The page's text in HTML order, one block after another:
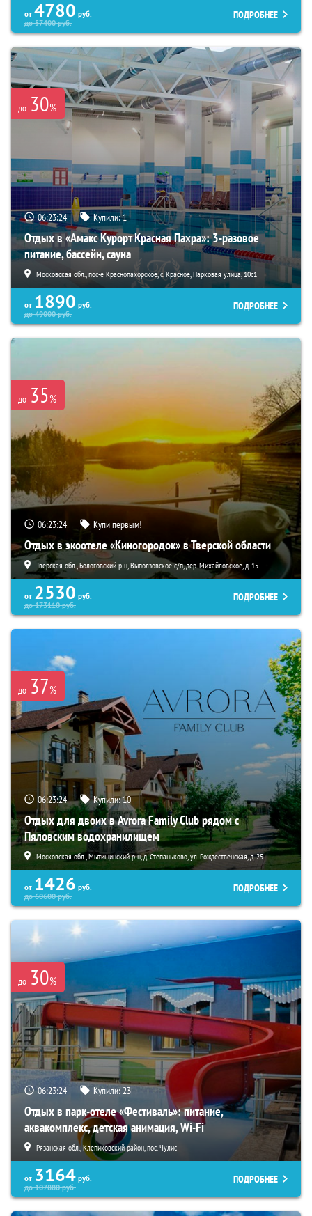
от 4780 руб.
до57400руб.
ПОДРОБНЕЕ
до 30%
06:23:22 Купили:1
Отдых в «Амакс Курорт ‎Красная Пахра»: 3-разовое
питание, бассейн, сауна
Московская обл., пос-е Краснопахорское, с. Красное, Парковая улица, 10с1
от 1890 руб.
до49000руб.
ПОДРОБНЕЕ
до 35%
06:23:22 Купи первым!
Отдых в экоотеле «Киногородок» в Тверской области
Тверская обл., Бологовский р-н, Выползовское с/п, дер. Михайловское, д. 15
от 2530 руб.
до173110руб.
ПОДРОБНЕЕ
до 37%
06:23:22 Купили:10
Отдых для двоих в Avrora Family Club рядом с
Пяловским водохранилищем
Московская обл., Мытищинский р-н, д. Степаньково, ул. Рождественская, д. 25
от 1426 руб.
до60600руб.
ПОДРОБНЕЕ
до 30%
06:23:22 Купили:23
Отдых в парк-отеле «Фестиваль»: питание,
аквакомплекс, детская анимация, Wi-Fi
Рязанская обл., Клепиковский район, пос. Чулис
от 3164 руб.
до107880руб.
ПОДРОБНЕЕ